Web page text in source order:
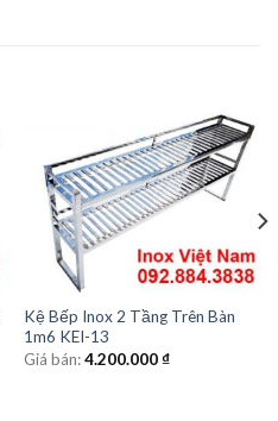
Kệ Bếp Inox 2 Tầng Trên Bàn
1m6 KEI-13
Giá bán:4.200.000₫